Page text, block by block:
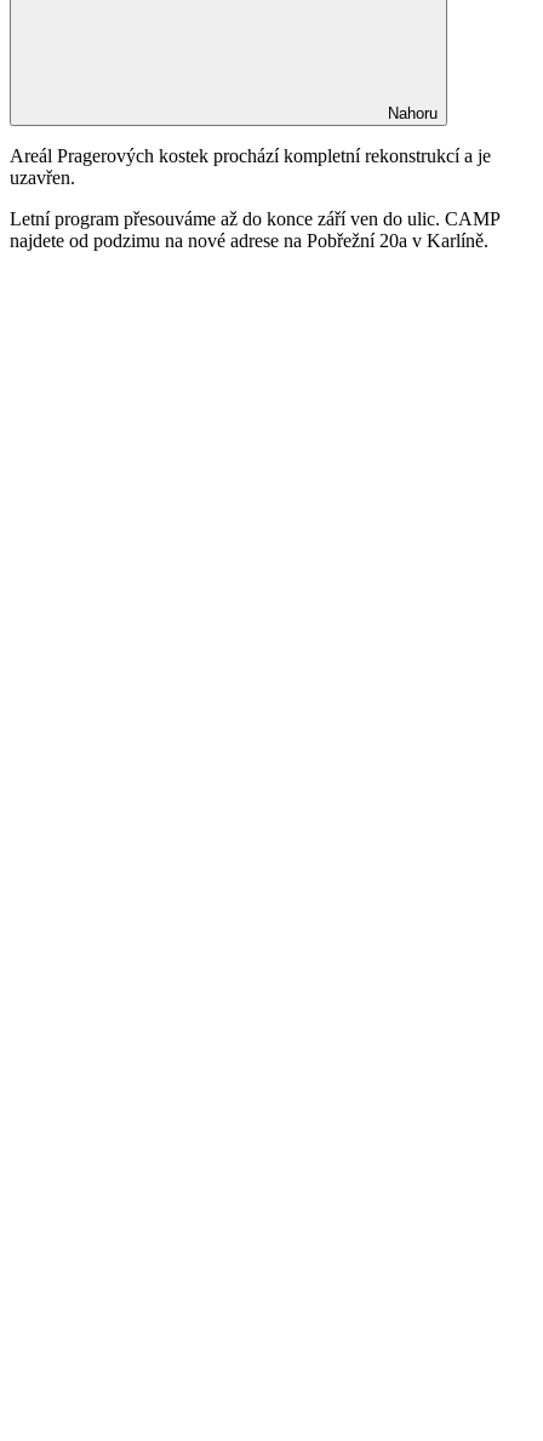
Nahoru
Areál Pragerových kostek prochází kompletní rekonstrukcí a je
uzavřen.
Letní program přesouváme až do konce září ven do ulic. CAMP
najdete od podzimu na nové adrese na Pobřežní 20a v Karlíně.